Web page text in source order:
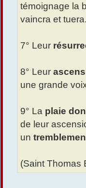
témoignage la
vaincra et tuera.
7° Leur
8° Leur
une grande
9° La plaie
de leur
un
(Saint Thomas